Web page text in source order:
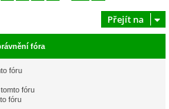
Přejít na
fóra
fóru
fóru
fóru